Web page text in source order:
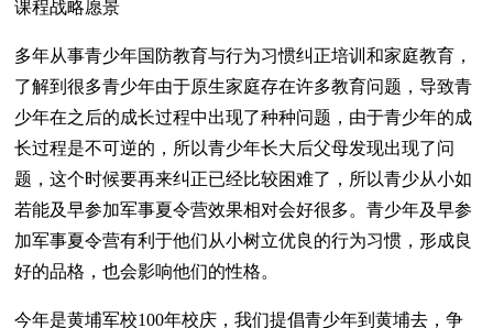
课程战略愿景
多年从事青少年国防教育与行为习惯纠正培训和家庭教育，
了解到很多青少年由于原生家庭存在许多教育问题，导致青
少年在之后的成长过程中出现了种种问题，由于青少年的成
长过程是不可逆的，所以青少年长大后父母发现出现了问
题，这个时候要再来纠正已经比较困难了，所以青少从小如
若能及早参加军事夏令营效果相对会好很多。青少年及早参
加军事夏令营有利于他们从小树立优良的行为习惯，形成良
好的品格，也会影响他们的性格。
今年是黄埔军校100年校庆，我们提倡青少年到黄埔去，争